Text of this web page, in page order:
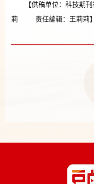
【供稿单位：科技
莉 责任编辑：王莉莉】